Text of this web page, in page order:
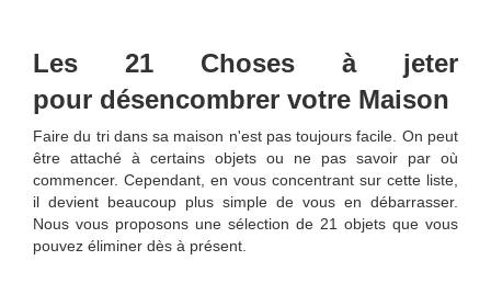
Les 21 Choses à jeter
pour désencombrer votre Maison
Faire du tri dans sa maison n'est pas toujours facile. On peut
être attaché à certains objets ou ne pas savoir par où
commencer. Cependant, en vous concentrant sur cette liste,
il devient beaucoup plus simple de vous en débarrasser.
Nous vous proposons une sélection de 21 objets que vous
pouvez éliminer dès à présent.